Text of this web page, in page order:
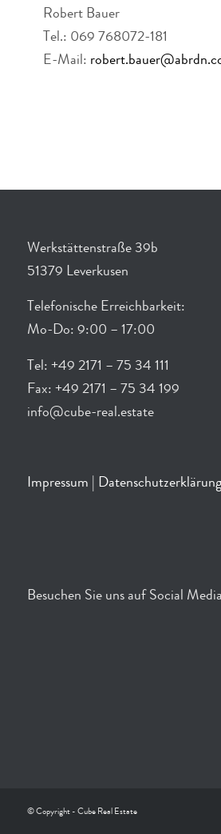
Robert Bauer
Tel.: 069 768072-181
E-Mail:
Werkstättenstraße 39b
51379 Leverkusen
Telefonische Erreichbarkeit:
Mo-Do: 9:00 – 17:00
Tel: +49 2171 – 75 34 111
Fax: +49 2171 – 75 34 199
info@cube-real.estate
Impressum Datenschutzerklärung
Besuchen Sie uns auf Social
© Copyright - Cube Real Estate